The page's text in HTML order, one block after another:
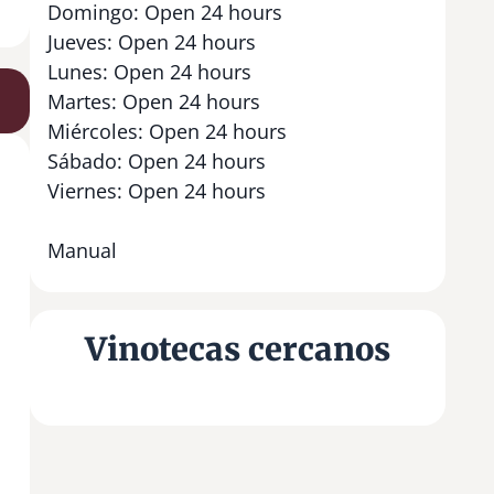
Domingo: Open 24 hours
Jueves: Open 24 hours
Lunes: Open 24 hours
Martes: Open 24 hours
Miércoles: Open 24 hours
Sábado: Open 24 hours
Viernes: Open 24 hours
Manual
Vinotecas cercanos